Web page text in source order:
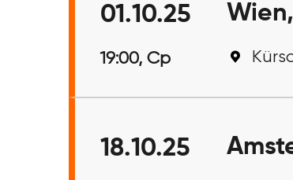
01.10.25
19:00, Ср
Wien,
18.10.25